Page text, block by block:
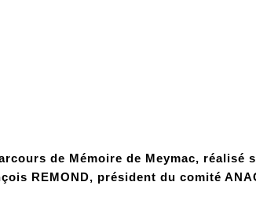
de Mémoire de Meymac, réalisé
REMOND, président du comité